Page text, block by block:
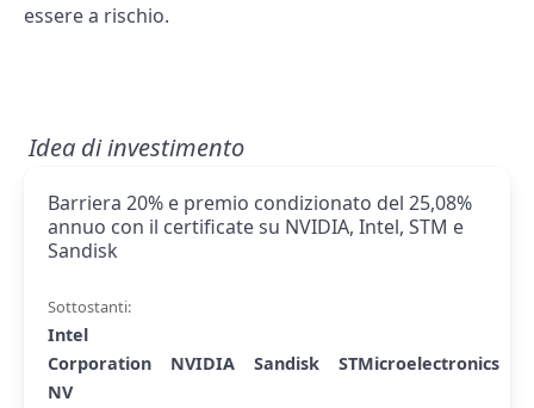
essere a rischio.
Idea di investimento
Barriera 20% e premio condizionato del 25,08%
annuo con il certificate su NVIDIA, Intel, STM e
Sandisk
Sottostanti:
Intel
Corporation
NVIDIA Sandisk
STMicroelectronics
NV